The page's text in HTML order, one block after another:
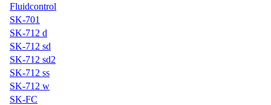
Fluidcontrol
SK-701
SK-712 d
SK-712 sd
SK-712 sd2
SK-712 ss
SK-712 w
SK-FC